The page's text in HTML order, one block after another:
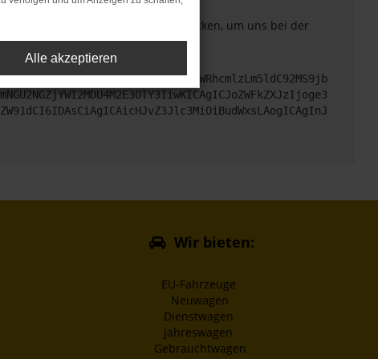
Du kannst uns diesen Text schicken, um uns bei der
Wir bieten:
EU-Fahrzeuge
Neuwagen
Dienstwagen
Jahreswagen
Gebrauchtwagen
Alle akzeptieren